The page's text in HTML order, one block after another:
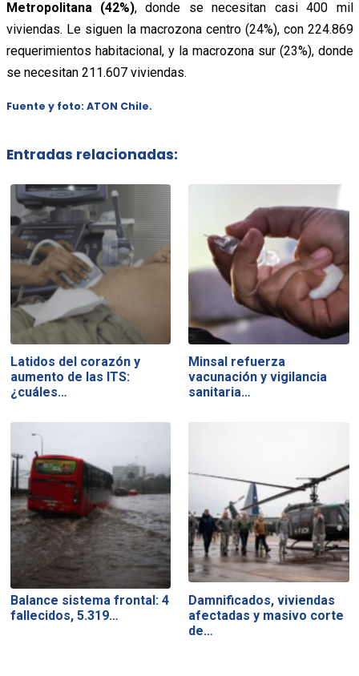
Metropolitana (42%), donde se necesitan casi 400 mil
viviendas. Le siguen la macrozona centro (24%), con 224.869
requerimientos habitacional, y la macrozona sur (23%), donde
se necesitan 211.607 viviendas.
Fuente y foto: ATON Chile.
Entradas relacionadas:
Latidos del corazón y
aumento de las ITS:
¿cuáles…
Minsal refuerza
vacunación y vigilancia
sanitaria…
Balance sistema frontal: 4
fallecidos, 5.319…
Damnificados, viviendas
afectadas y masivo corte
de…